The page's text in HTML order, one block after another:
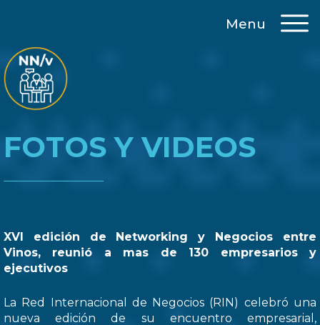
Menu
FOTOS Y VIDEOS
XVI edición de Networking y Negocios entre
Vinos, reunió a mas de 130 empresarios y
ejecutivos
La Red Internacional de Negocios (RIN) celebró una
nueva edición de su encuentro empresarial,